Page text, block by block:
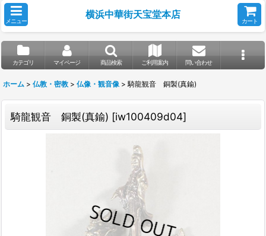
メニュー
横浜中華街天宝堂本店
カート
カテゴリ マイページ 商品検索 ご利用案内 問い合わせ
ホーム > 仏教・密教 > 仏像・観音像 > 騎龍観音 銅製(真鍮)
騎龍観音 銅製(真鍮) [iw100409d04]